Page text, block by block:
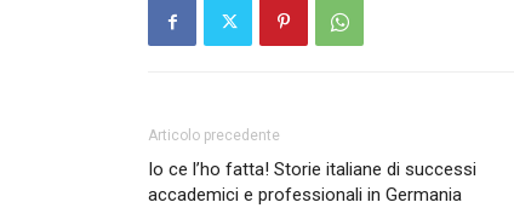
Articolo precedente
Io ce l’ho fatta! Storie italiane di successi
accademici e professionali in Germania